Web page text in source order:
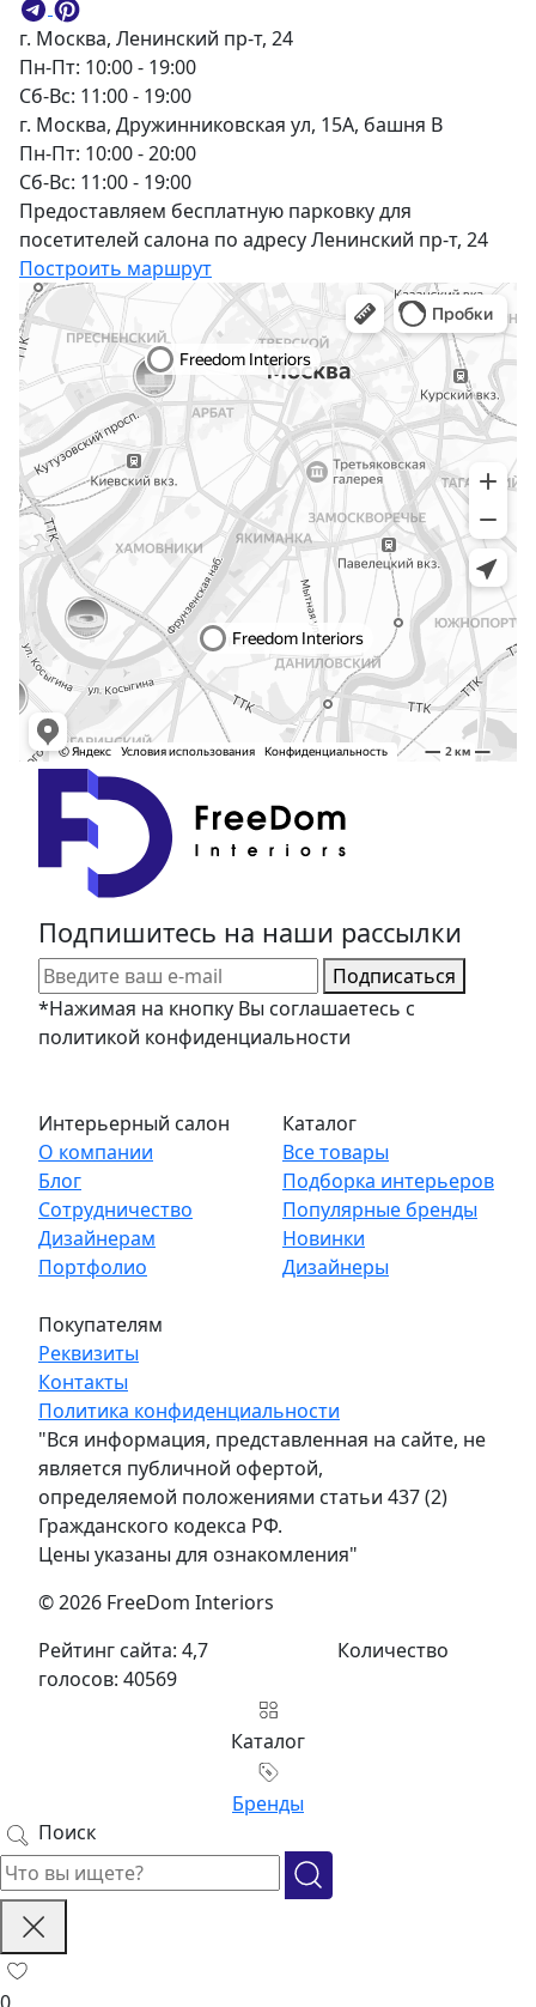
г. Москва, Ленинский пр-т, 24
Пн-Пт: 10:00 - 19:00
Сб-Вс: 11:00 - 19:00
г. Москва, Дружинниковская ул, 15А, башня В
Пн-Пт: 10:00 - 20:00
Сб-Вс: 11:00 - 19:00
Предоставляем бесплатную парковку для
посетителей салона по адресу Ленинский пр-т, 24
Построить маршрут
Интерьерный салон
О компании
Блог
Сотрудничество
Дизайнерам
Портфолио
Каталог
Все товары
Подборка интерьеров
Популярные бренды
Новинки
Дизайнеры
Покупателям
Реквизиты
Контакты
Подпишитесь на наши рассылки
Подписаться
*Нажимая на кнопку Вы соглашаетесь с
политикой конфиденциальности
Политика конфиденциальности
"Вся информация, представленная на сайте, не
является публичной офертой,
определяемой положениями статьи 437 (2)
Гражданского кодекса РФ.
Цены указаны для ознакомления"
© 2026 FreeDom Interiors
Рейтинг сайта: 4,7
Количество
голосов: 40569
Каталог
Бренды
Поиск